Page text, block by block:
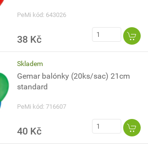
PeMi kód: 643026
38 Kč
Skladem
Gemar balónky (20ks/sac) 21cm
standard
PeMi kód: 716607
40 Kč